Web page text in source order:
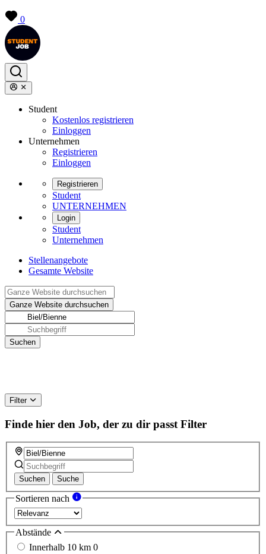
0
Student
Kostenlos registrieren
Einloggen
Unternehmen
Registrieren
Einloggen
Registrieren
Student
UNTERNEHMEN
Login
Student
Unternehmen
Stellenangebote
Gesamte Website
Filter
Finde hier den Job, der zu dir passt Filter
Suchen Suche
Sortieren nach
Abstände
Innerhalb 10 km 0